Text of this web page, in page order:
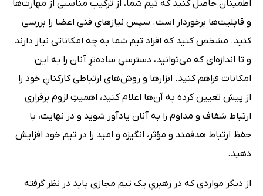
اطمینان حاصل کنید که تیم شما، از ترکیب مناسبی از مهارت‌ها
و قابلیت‌ها برخوردار است. سپس نیازهای فنی اعضا را بررسی
کنید. مشخص کنید که افراد تیم شما به چه امکاناتی نیاز دارند
و تا اندازه‌ای که می‌توانید، دسترسیِ ساده‌ترِ آنان را به این
امکانات فراهم کنید. ابزارها و روش‌های ارتباطی کارکنانِ خود را
از پیش تعیین کرده به آن‌ها اعلام کنید، اهمیتِ لزوم برقراری
ارتباط شفاف و مداوم را به آنان یادآور شوید و در نهایت، با
حفظ ارتباط هدفمند و مؤثر، انگیزه و امید را در تیم خود افزایش
دهید.
از دیگر مواردی که در رهبریِ یک تیم مجازی باید در نظر گرفته